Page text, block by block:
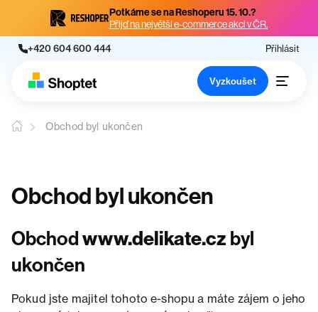
Potkáme se na Reshoperu 15. 10.?
Přijď na největší e-commerce akci v ČR.
+420 604 600 444 Přihlásit
Vyzkoušet
Obchod byl ukončen
Obchod byl ukončen
Obchodwww.delikate.cz byl
ukončen
Pokud jste majitel tohoto e-shopu a máte zájem o jeho